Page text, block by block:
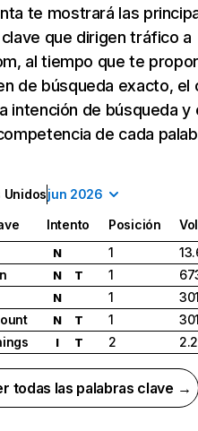
te mostrará las
que dirigen tráfico a
al tiempo que te
de búsqueda exacto, el
intención de búsqueda y
de cada
Unidosjun 2026
Intento Posición
N 1
N T 1
N 1
N T 1
I T 2
todas las palabras clave →